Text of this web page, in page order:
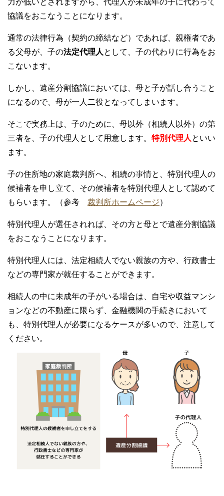
力が低いとされますから、代理人が未成年の子に代わって
協議をおこなうことになります。
通常の法律行為（契約の締結など）であれば、親権者であ
る父母が、子の法定代理人として、子の代わりに行為をお
こないます。
しかし、遺産分割協議においては、母と子が話し合うこと
になるので、母が一人二役となってしまいます。
そこで実務上は、子のために、母以外（相続人以外）の第
三者を、子の代理人として用意します。 特別代理人といい
ます。
子の住所地の家庭裁判所へ、相続の事情と、特別代理人の
候補者を申し立て、その候補者を特別代理人として認めて
もらいます。（参考 裁判所ホームページ）
特別代理人が選任されれば、その方と母とで遺産分割協議
をおこなうことになります。
特別代理人には、法定相続人でない親族の方や、行政書士
などの専門家が就任することができます。
相続人の中に未成年の子がいる場合は、自宅や収益マンシ
ョンなどの不動産に限らず、金融機関の手続きにおいて
も、特別代理人が必要になるケースが多いので、注意して
ください。